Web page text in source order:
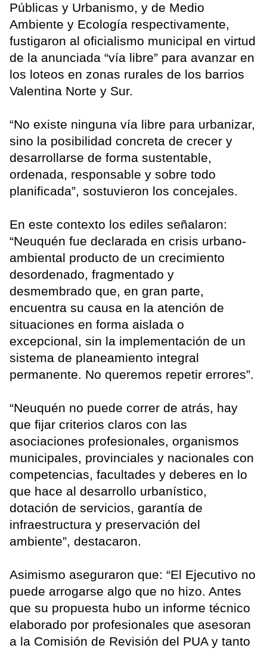
Públicas y Urbanismo, y de Medio
Ambiente y Ecología respectivamente,
fustigaron al oficialismo municipal en virtud
de la anunciada “vía libre” para avanzar en
los loteos en zonas rurales de los barrios
Valentina Norte y Sur.
“No existe ninguna vía libre para urbanizar,
sino la posibilidad concreta de crecer y
desarrollarse de forma sustentable,
ordenada, responsable y sobre todo
planificada”, sostuvieron los concejales.
En este contexto los ediles señalaron:
“Neuquén fue declarada en crisis urbano-
ambiental producto de un crecimiento
desordenado, fragmentado y
desmembrado que, en gran parte,
encuentra su causa en la atención de
situaciones en forma aislada o
excepcional, sin la implementación de un
sistema de planeamiento integral
permanente. No queremos repetir errores”.
“Neuquén no puede correr de atrás, hay
que fijar criterios claros con las
asociaciones profesionales, organismos
municipales, provinciales y nacionales con
competencias, facultades y deberes en lo
que hace al desarrollo urbanístico,
dotación de servicios, garantía de
infraestructura y preservación del
ambiente”, destacaron.
Asimismo aseguraron que: “El Ejecutivo no
puede arrogarse algo que no hizo. Antes
que su propuesta hubo un informe técnico
elaborado por profesionales que asesoran
a la Comisión de Revisión del PUA y tanto